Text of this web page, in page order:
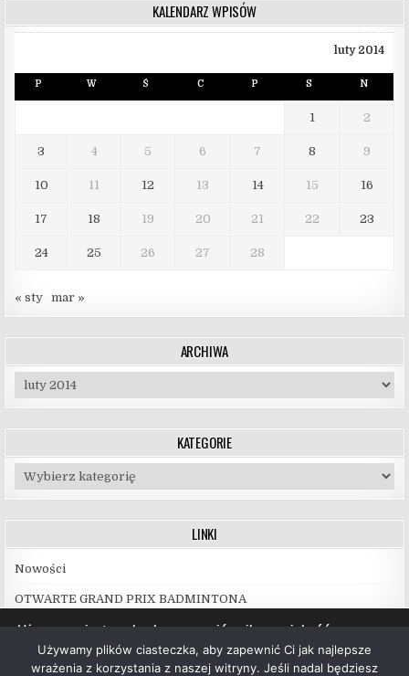
KALENDARZ WPISÓW
luty 2014
P W Ś C P S N
1 2
3 4 5 6 7 8 9
10 11 12 13 14 15 16
17 18 19 20 21 22 23
24 25 26 27 28
« sty mar »
ARCHIWA
Archiwa
KATEGORIE
Kategorie
LINKI
Nowości
OTWARTE GRAND PRIX BADMINTONA
Używamy ciasteczek, aby zapewnić najlepszą jakość
korzystania z naszej witryny.
Więcej informacji na temat plików ciasteczka, których
Używamy plików ciasteczka, aby zapewnić Ci jak najlepsze
wrażenia z korzystania z naszej witryny. Jeśli nadal będziesz